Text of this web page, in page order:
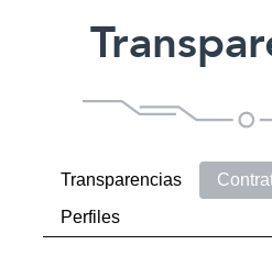
Transparencias
Perfiles